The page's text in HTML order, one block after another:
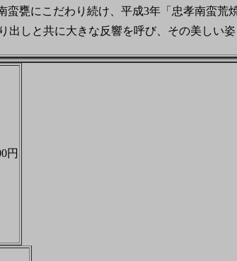
甕にこだわり続け、平成3年「忠孝南蛮荒
しと共に大きな反響を呼び、その美しい
円